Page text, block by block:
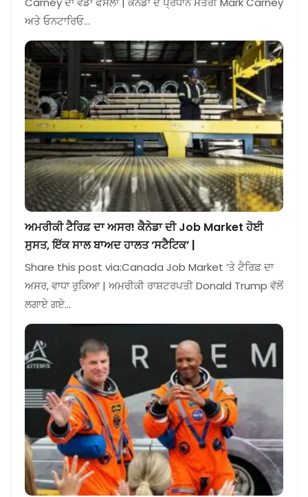
ਅਤੇ ਓਨਟਾਰਿਓ…
ਅਮਰੀਕੀ ਟੈਰਿਫ਼ ਦਾ ਅਸਰ! ਕੈਨੇਡਾ ਦੀ Job Market ਹੋਈ
ਸੁਸਤ, ਇੱਕ ਸਾਲ ਬਾਅਦ ਹਾਲਤ ‘ਸਟੈਟਿਕ’ |
Share this post via:Canada Job Market ‘ਤੇ ਟੈਰਿਫ਼ ਦਾ
ਅਸਰ, ਵਾਧਾ ਰੁਕਿਆ | ਅਮਰੀਕੀ ਰਾਸ਼ਟਰਪਤੀ Donald Trump ਵੱਲੋਂ
ਲਗਾਏ ਗਏ…